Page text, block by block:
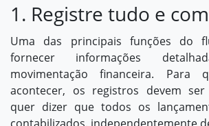
1. Registre tudo e
Uma das principais funções do
fornecer informações
movimentação financeira. Para
acontecer, os registros devem ser
quer dizer que todos os